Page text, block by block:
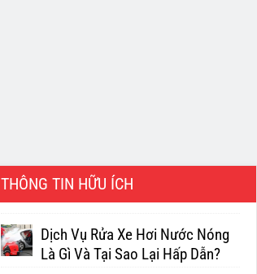
THÔNG TIN HỮU ÍCH
Dịch Vụ Rửa Xe Hơi Nước Nóng
Là Gì Và Tại Sao Lại Hấp Dẫn?